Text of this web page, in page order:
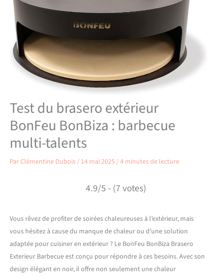
Test du brasero extérieur
BonFeu BonBiza : barbecue
multi-talents
ParClémentine Dubois/ 14 mai 2025/4 minutes de lecture
4.9/5 - (7 votes)
Vous rêvez de profiter de soirées chaleureuses à l’extérieur, mais
vous hésitez à cause du manque de chaleur ou d’une solution
adaptée pour cuisiner en extérieur ? Le BonFeu BonBiza Brasero
Exterieur Barbecue est conçu pour répondre à ces besoins. Avec son
design élégant en noir, il offre non seulement une chaleur